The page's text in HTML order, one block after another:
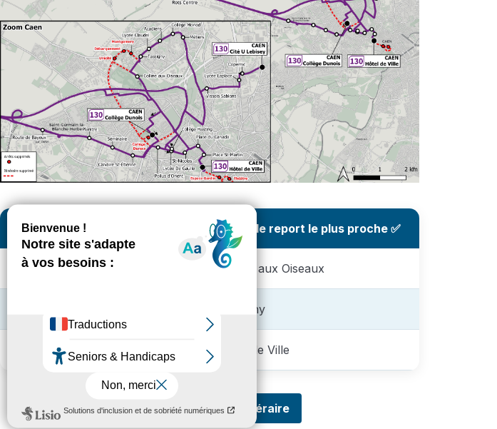
Arrêt supprimé ❌ Arrêt de report le plus proche ✅
Unicité ➡️ Colline aux Oiseaux
Tassigny
Espace Gardin, Théâtre ➡️ Hôtel de Ville
Je recherche mon itinéraire